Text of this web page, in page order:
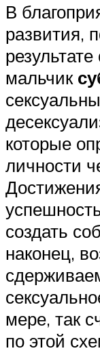
В
развития,
мальчик
которые
личности
создать
наконец,
мере, так
по этой